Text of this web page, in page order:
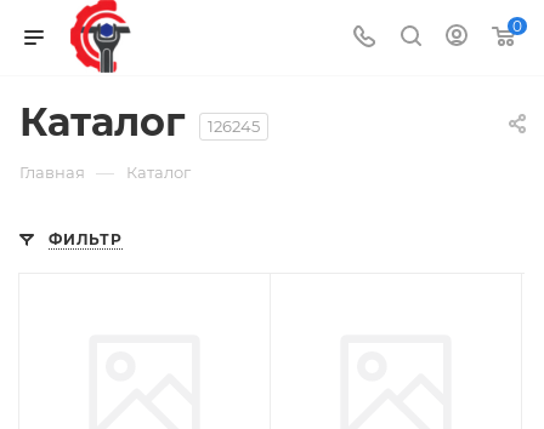
0
Каталог 126245
Главная — Каталог
ФИЛЬТР